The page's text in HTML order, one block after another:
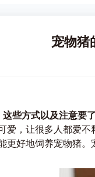
宠物猪
些方式以及注意要
爱，让很多人都爱
更好地饲养宠物猪。